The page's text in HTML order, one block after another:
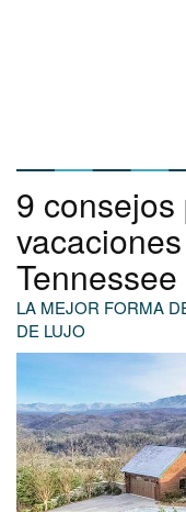
9
Tennessee
LA MEJOR FORMA
DE LUJO